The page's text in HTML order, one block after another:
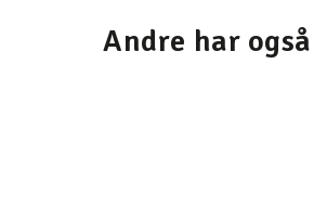
Andre har